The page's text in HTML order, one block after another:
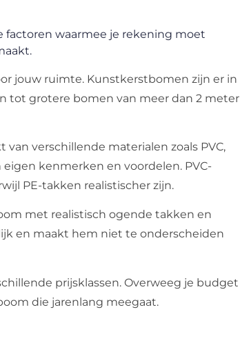
waarmee je rekening moet
jouw ruimte. Kunstkerstbomen zijn er in
tot grotere bomen van meer dan 2 meter
verschillende materialen zoals PVC,
kenmerken en voordelen. PVC-
PE-takken realistischer zijn.
met realistisch ogende takken en
en maakt hem niet te onderscheiden
prijsklassen. Overweeg je budget
die jarenlang meegaat.